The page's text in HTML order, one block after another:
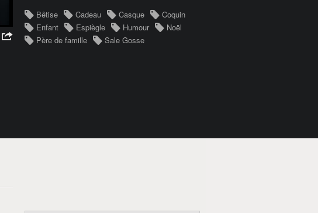
Bêtise Cadeau Casque
Coquin
Enfant
Espiègle Humour
Noël
Père de famille
Sale Gosse